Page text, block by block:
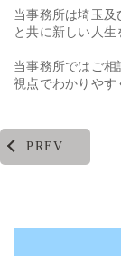
当事務所は埼玉
と共に新しい人生
当事務所ではご
視点でわかりやす
PREV